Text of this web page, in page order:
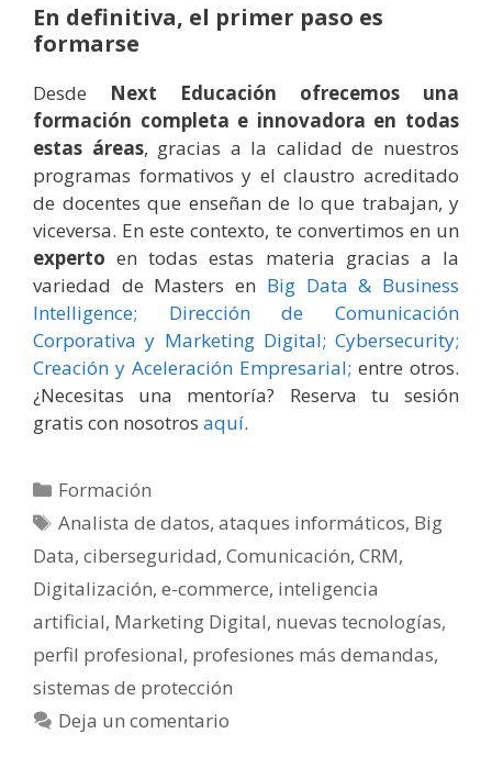
En definitiva, el primer paso es
formarse
Desde Next Educación ofrecemos una
formación completa e innovadora en todas
estas áreas, gracias a la calidad de nuestros
programas formativos y el claustro acreditado
de docentes que enseñan de lo que trabajan, y
viceversa. En este contexto, te convertimos en un
experto en todas estas materia gracias a la
variedad de Masters en Big Data & Business
Intelligence; Dirección de Comunicación
Corporativa y Marketing Digital; Cybersecurity;
Creación y Aceleración Empresarial; entre otros.
¿Necesitas una mentoría? Reserva tu sesión
gratis con nosotros aquí.
Categorías
Formación
Etiquetas
Analista de datos,ataques informáticos, Big
Data, ciberseguridad, Comunicación, CRM,
Digitalización, e-commerce, inteligencia
artificial, Marketing Digital, nuevas tecnologías,
perfil profesional, profesiones más demandas,
sistemas de protección
Deja un comentario